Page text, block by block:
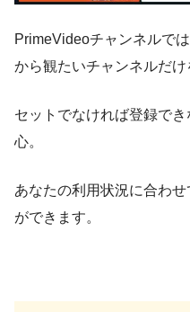
PrimeVideoチャンネルで
から観たいチャンネルだけ
セットでなければ登録で
心。
あなたの利用状況に合わ
ができます。